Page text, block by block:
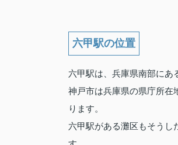
六甲駅の位置
六甲駅は、兵庫県南部にあ
神戸市は兵庫県の県庁所在
ります。
六甲駅がある灘区もそうし